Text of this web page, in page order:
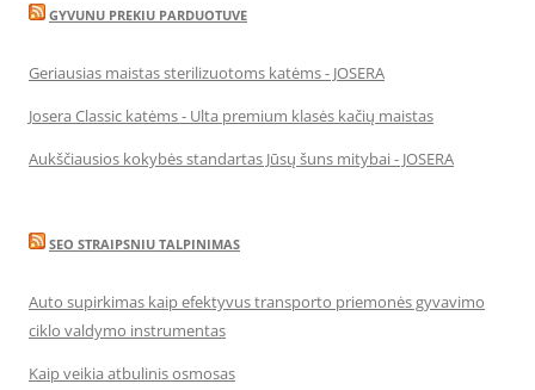
GYVUNU PREKIU PARDUOTUVE
Geriausias maistas sterilizuotoms katėms - JOSERA
Josera Classic katėms - Ulta premium klasės kačių maistas
Aukščiausios kokybės standartas Jūsų šuns mitybai - JOSERA
SEO STRAIPSNIU TALPINIMAS
Auto supirkimas kaip efektyvus transporto priemonės gyvavimo
ciklo valdymo instrumentas
Kaip veikia atbulinis osmosas